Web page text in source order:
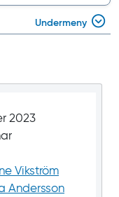
2023
Vikström
Andersson
Undermeny